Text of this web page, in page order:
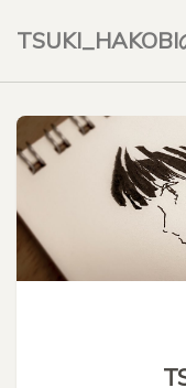
TSUKI_HAKOBI